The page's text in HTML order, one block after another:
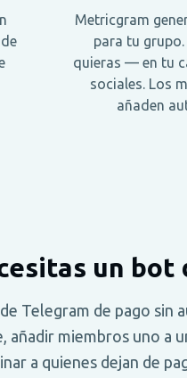
Metricgram
para tu
quieras — en tu
sociales. Los
añaden
un bot
Telegram de pago sin
añadir miembros uno a
a quienes dejan de